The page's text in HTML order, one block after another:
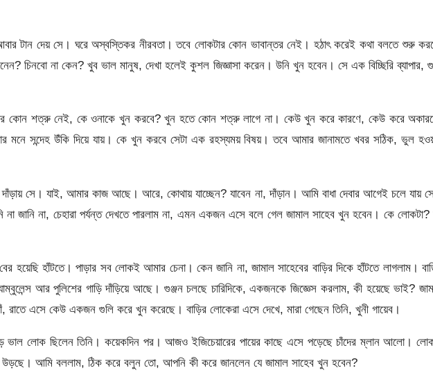
টান দেয় সে। ঘরে অস্বস্তিকর নীরবতা। তবে লোকটার কোন ভাবান্তর নেই। হঠাৎ করেই কথা বলতে শুরু
চিনবো না কেন? খুব ভাল মানুষ, দেখা হলেই কুশল জিজ্ঞাসা করেন। উনি খুন হবেন। সে এক বিচ্ছিরি ব্যাপার,
কোন শত্রু নেই, কে ওনাকে খুন করবে? খুন হতে কোন শত্রু লাগে না। কেউ খুন করে কারণে, কেউ করে
মনে সন্দেহ উঁকি দিয়ে যায়। কে খুন করবে সেটা এক রহস্যময় বিষয়। তবে আমার জানামতে খবর সঠিক, ভুল
দাঁড়ায় সে। যাই, আমার কাজ আছে। আরে, কোথায় যাচ্ছেন? যাবেন না, দাঁড়ান। আমি বাধা দেবার আগেই চলে যায়
না জানি না, চেহারা পর্যন্ত দেখতে পারলাম না, এমন একজন এসে বলে গেল জামাল সাহেব খুন হবেন। কে লোকটা?
হয়েছি হাঁটতে। পাড়ার সব লোকই আমার চেনা। কেন জানি না, জামাল সাহেবের বাড়ির দিকে হাঁটতে লাগলাম।
আর পুলিশের গাড়ি দাঁড়িয়ে আছে। গুঞ্জন চলছে চারিদিকে, একজনকে জিজ্ঞেস করলাম, কী হয়েছে ভাই?
রাতে এসে কেউ একজন গুলি করে খুন করেছে। বাড়ির লোকেরা এসে দেখে, মারা গেছেন তিনি, খুনী গায়েব।
ভাল লোক ছিলেন তিনি। কয়েকদিন পর। আজও ইজিচেয়ারের পায়ের কাছে এসে পড়েছে চাঁদের ম্লান আলো।
উড়ছে। আমি বললাম, ঠিক করে বলুন তো, আপনি কী করে জানলেন যে জামাল সাহেব খুন হবেন?